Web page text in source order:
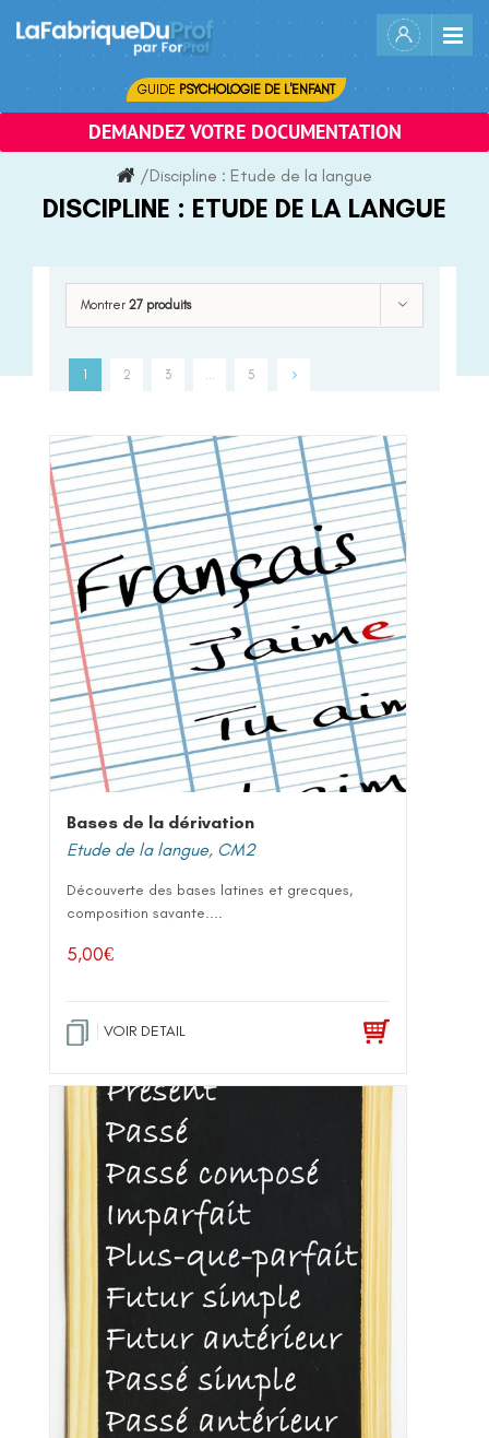
content
GUIDE PSYCHOLOGIE DE L'ENFANT
DEMANDEZ VOTRE DOCUMENTATION
/Discipline : Etude de la langue
DISCIPLINE : ETUDE DE LA LANGUE
Montrer 27 produits
1 2 3 5
Bases de la dérivation
Etude de la langue, CM2
Découverte des bases latines et grecques,
composition savante....
5,00€
VOIR DETAIL